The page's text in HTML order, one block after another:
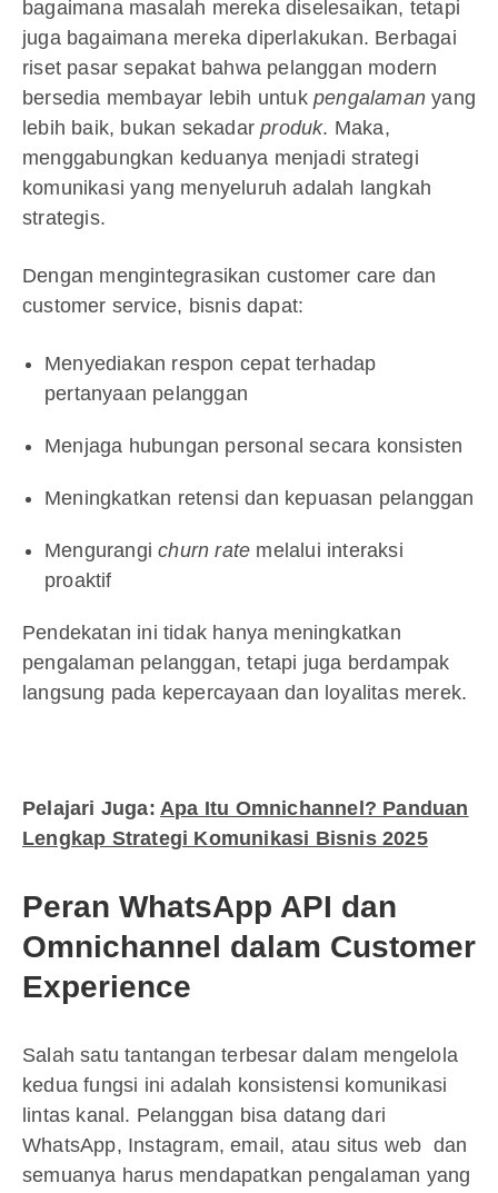
bagaimana masalah mereka diselesaikan, tetapi
juga bagaimana mereka diperlakukan. Berbagai
riset pasar sepakat bahwa pelanggan modern
bersedia membayar lebih untuk pengalaman yang
lebih baik, bukan sekadarproduk. Maka,
menggabungkan keduanya menjadi strategi
komunikasi yang menyeluruh adalah langkah
strategis.
Dengan mengintegrasikan customer care dan
customer service, bisnis dapat:
Menyediakan respon cepat terhadap
pertanyaan pelanggan
Menjaga hubungan personal secara konsisten
Meningkatkan retensi dan kepuasan pelanggan
Mengurangichurn rate melalui interaksi
proaktif
Pendekatan ini tidak hanya meningkatkan
pengalaman pelanggan, tetapi juga berdampak
langsung pada kepercayaan dan loyalitas merek.
Pelajari Juga: Apa Itu Omnichannel? Panduan
Lengkap Strategi Komunikasi Bisnis 2025
Peran WhatsApp API dan
Omnichannel dalam Customer
Experience
Salah satu tantangan terbesar dalam mengelola
kedua fungsi ini adalah konsistensi komunikasi
lintas kanal. Pelanggan bisa datang dari
WhatsApp, Instagram, email, atau situs web dan
semuanya harus mendapatkan pengalaman yang